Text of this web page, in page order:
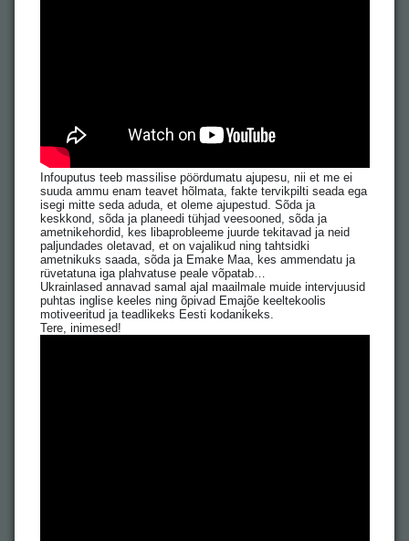
Infouputus teeb massilise pöördumatu ajupesu, nii et me ei
suuda ammu enam teavet hõlmata, fakte tervikpilti seada ega
isegi mitte seda aduda, et oleme ajupestud. Sõda ja
keskkond, sõda ja planeedi tühjad veesooned, sõda ja
ametnikehordid, kes libaprobleeme juurde tekitavad ja neid
paljundades oletavad, et on vajalikud ning tahtsidki
ametnikuks saada, sõda ja Emake Maa, kes ammendatu ja
rüvetatuna iga plahvatuse peale võpatab…
Ukrainlased annavad samal ajal maailmale muide intervjuusid
puhtas inglise keeles ning õpivad Emajõe keeltekoolis
motiveeritud ja teadlikeks Eesti kodanikeks.
Tere, inimesed!